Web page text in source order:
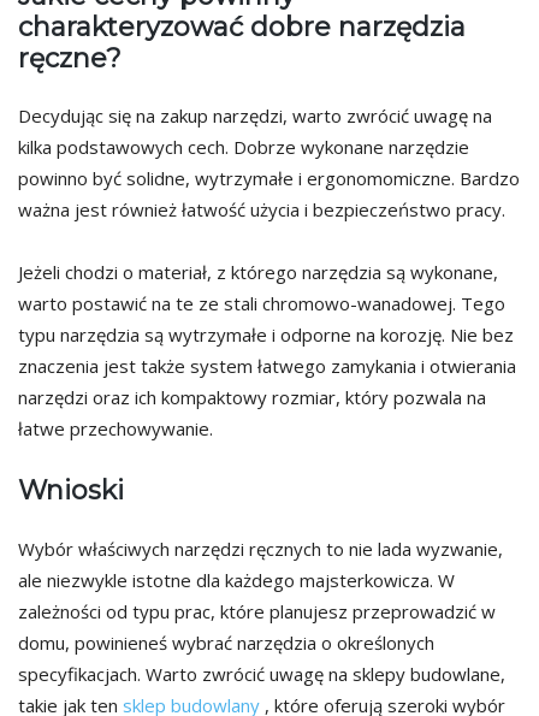
charakteryzować dobre narzędzia
ręczne?
Decydując się na zakup narzędzi, warto zwrócić uwagę na
kilka podstawowych cech. Dobrze wykonane narzędzie
powinno być solidne, wytrzymałe i ergonomomiczne. Bardzo
ważna jest również łatwość użycia i bezpieczeństwo pracy.
Jeżeli chodzi o materiał, z którego narzędzia są wykonane,
warto postawić na te ze stali chromowo-wanadowej. Tego
typu narzędzia są wytrzymałe i odporne na korozję. Nie bez
znaczenia jest także system łatwego zamykania i otwierania
narzędzi oraz ich kompaktowy rozmiar, który pozwala na
łatwe przechowywanie.
Wnioski
Wybór właściwych narzędzi ręcznych to nie lada wyzwanie,
ale niezwykle istotne dla każdego majsterkowicza. W
zależności od typu prac, które planujesz przeprowadzić w
domu, powinieneś wybrać narzędzia o określonych
specyfikacjach. Warto zwrócić uwagę na sklepy budowlane,
takie jak ten sklep budowlany , które oferują szeroki wybór